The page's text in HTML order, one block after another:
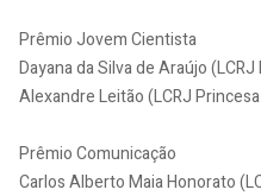
Prêmio Jovem Cientista
Dayana da Silva de Araújo
Alexandre Leitão (LCRJ
Prêmio Comunicação
Carlos Alberto Maia Honorato